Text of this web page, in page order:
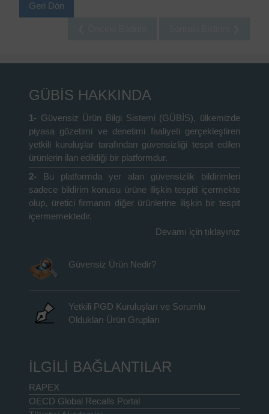
Geri Dön
GÜBİS HAKKINDA
1- Güvensiz Ürün Bilgi Sistemi (GÜBİS), ülkemizde
piyasa gözetimi ve denetimi faaliyeti gerçekleştiren
yetkili kuruluşlar tarafından güvensizliği tespit edilen
ürünlerin ilan edildiği bir platformdur.
2-
Bu platformda yer alan güvensizlik bildirimleri
sadece bildirim konusu ürüne ilişkin tespiti içermekte
olup, üretici firmanın diğer ürünlerine ilişkin bir tespit
içermemektedir.
Devamı için tıklayınız
Güvensiz Ürün Nedir?
Yetkili PGD Kuruluşları ve Sorumlu
Oldukları Ürün Grupları
İLGİLİ BAĞLANTILAR
RAPEX
OECD Global Recalls Portal